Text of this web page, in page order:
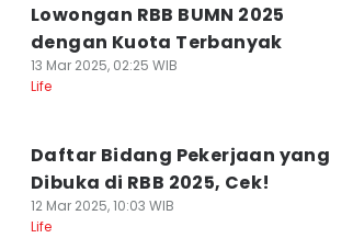
Lowongan RBB BUMN 2025
dengan Kuota Terbanyak
13 Mar 2025, 02:25 WIB
Life
Daftar Bidang Pekerjaan yang
Dibuka di RBB 2025, Cek!
12 Mar 2025, 10:03 WIB
Life